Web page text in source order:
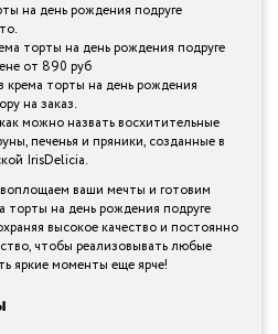
на день рождения подруге
торты на день рождения подруге
от 890 руб
крема торты на день рождения
на заказ.
можно назвать восхитительные
печенья и пряники, созданные в
IrisDelicia.
ваши мечты и готовим
торты на день рождения подруге
высокое качество и постоянно
чтобы реализовывать любые
яркие моменты еще ярче!